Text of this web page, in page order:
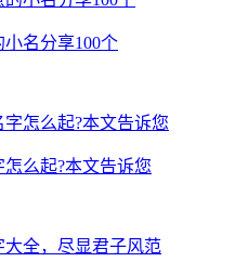
名分享100个
么起?本文告诉您